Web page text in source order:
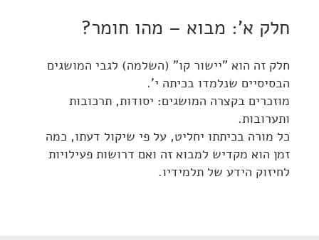
חלק א': מבוא – מהו חומר?
חלק זה הוא "יישור קו" (השלמה) לגבי המושגים
הבסיסיים שנלמדו בכיתה י'.
מוזכרים בקצרה המושגים: יסודות, תרכובות
ותערובות.
כל מורה בכיתתו יחליט, על פי שיקול דעתו, כמה
זמן הוא מקדיש למבוא זה ואם דרושות פעילויות
לחיזוק הידע של תלמידיו.